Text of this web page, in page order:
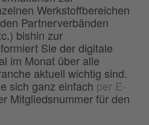
Werkstoffbereichen
Partnerverbänden
bishin zur
Sie der digitale
im Monat über alle
aktuell wichtig sind.
sich ganz einfach per E-
Mitgliedsnummer für den